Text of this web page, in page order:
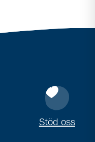
Stöd oss